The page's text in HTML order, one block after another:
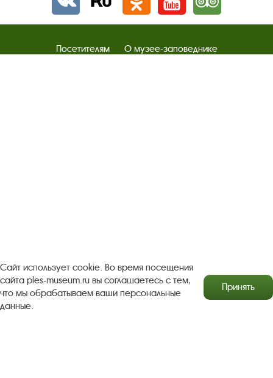
Посетителям О музее-заповеднике
историко-архитектурный и художественный
музей‑заповедник. Использование и копирование
информации запрещено.
Сайт использует cookie. Во время посещения
сайта ples-museum.ru вы соглашаетесь с тем,
что мы обрабатываем ваши персональные
данные.
Принять